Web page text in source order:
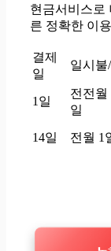
현금서비스로
른 정확한 이
결제
일
일시불
1일
전전월
일
14일 전월 1